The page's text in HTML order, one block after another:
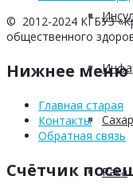
Рака
© 2012-2024 КГБУЗ
общественного
Нижнее меню
Главная старая
Контакты
Обратная связь
Счётчик